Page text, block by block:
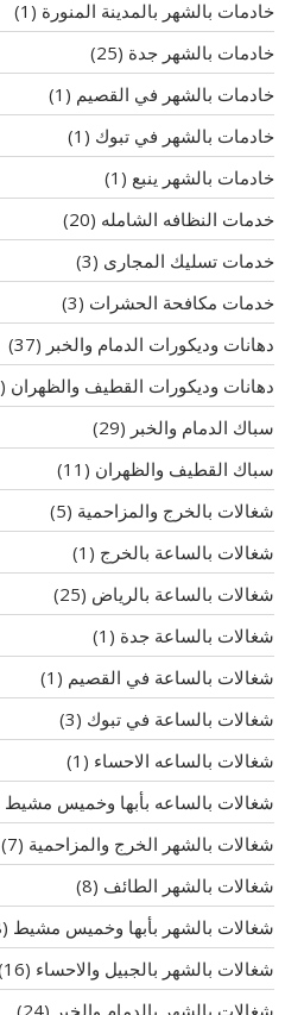
خادمات بالشهر بالمدينة المنورة (1)
خادمات بالشهر جدة (25)
خادمات بالشهر في القصيم (1)
خادمات بالشهر في تبوك (1)
خادمات بالشهر ينبع (1)
خدمات النظافه الشامله (20)
خدمات تسليك المجارى (3)
خدمات مكافحة الحشرات (3)
دهانات وديكورات الدمام والخبر (37)
دهانات وديكورات القطيف والظهران (31)
سباك الدمام والخبر (29)
سباك القطيف والظهران (11)
شغالات بالخرج والمزاحمية (5)
شغالات بالساعة بالخرج (1)
شغالات بالساعة بالرياض (25)
شغالات بالساعة جدة (1)
شغالات بالساعة في القصيم (1)
شغالات بالساعة في تبوك (3)
شغالات بالساعه الاحساء (1)
شغالات بالساعه بأبها وخميس مشيط
شغالات بالشهر الخرج والمزاحمية (7)
شغالات بالشهر الطائف (8)
شغالات بالشهر بأبها وخميس مشيط (8)
شغالات بالشهر بالجبيل والاحساء (16)
شغالات بالشهر بالدمام والخبر (24)